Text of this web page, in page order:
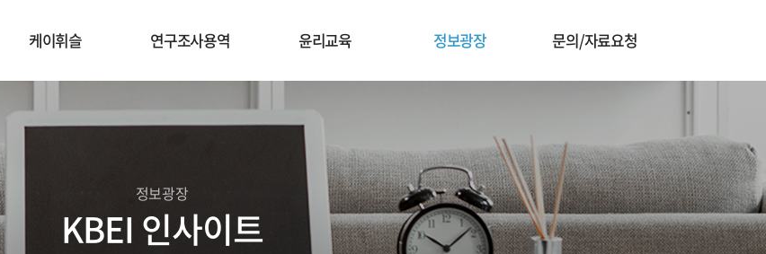
케이휘슬 연구조사용역 윤리교육 정보광장 문의/자료요청
정보광장
KBEI 인사이트